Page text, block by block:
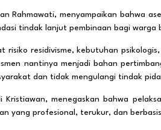
Rahmawati, menyampaikan bahwa
tindak lanjut pembinaan bagi warga
risiko residivisme, kebutuhan
nantinya menjadi bahan
dan tidak mengulangi tindak
menegaskan bahwa
yang profesional, terukur, dan